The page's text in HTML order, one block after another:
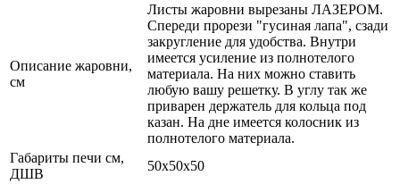
Описание жаровни,
см
Листы жаровни вырезаны ЛАЗЕРОМ.
Спереди прорези "гусиная лапа", сзади
закругление для удобства. Внутри
имеется усиление из полнотелого
материала. На них можно ставить
любую вашу решетку. В углу так же
приварен держатель для кольца под
казан. На дне имеется колосник из
полнотелого материала.
Габариты печи см,
ДШВ
50x50х50